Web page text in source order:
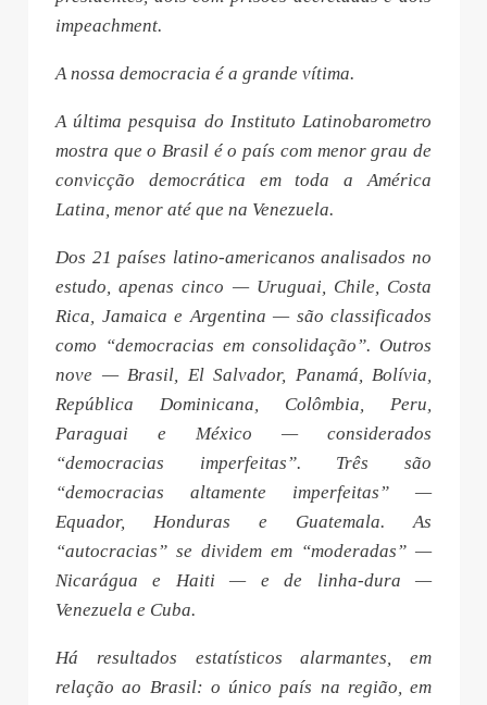
impeachment.
A nossa democracia é a grande vítima.
A última pesquisa do Instituto Latinobarometro
mostra que o Brasil é o país com menor grau de
convicção democrática em toda a América
Latina, menor até que na Venezuela.
Dos 21 países latino-americanos analisados no
estudo, apenas cinco — Uruguai, Chile, Costa
Rica, Jamaica e Argentina — são classificados
como “democracias em consolidação”. Outros
nove — Brasil, El Salvador, Panamá, Bolívia,
República Dominicana, Colômbia, Peru,
Paraguai e México — considerados
“democracias imperfeitas”. Três são
“democracias altamente imperfeitas” —
Equador, Honduras e Guatemala. As
“autocracias” se dividem em “moderadas” —
Nicarágua e Haiti — e de linha-dura —
Venezuela e Cuba.
Há resultados estatísticos alarmantes, em
relação ao Brasil: o único país na região, em